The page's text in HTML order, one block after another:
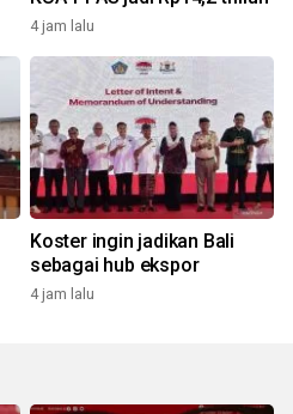
4 jam lalu
Koster ingin jadikan Bali
sebagai hub ekspor
4 jam lalu